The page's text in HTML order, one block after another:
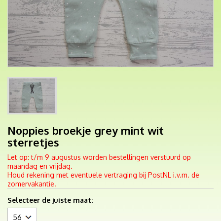
Noppies broekje grey mint wit
sterretjes
Let op: t/m 9 augustus worden bestellingen verstuurd op
maandag en vrijdag.
Houd rekening met eventuele vertraging bij PostNL i.v.m. de
zomervakantie.
Selecteer de juiste maat: